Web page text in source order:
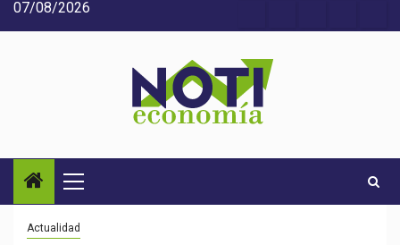
Saltar
al
07/08/2026
Noti-
economía
Menú
principal
Actualidad